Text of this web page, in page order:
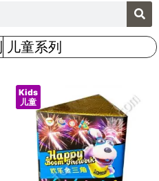
儿童系列
Kids
儿童